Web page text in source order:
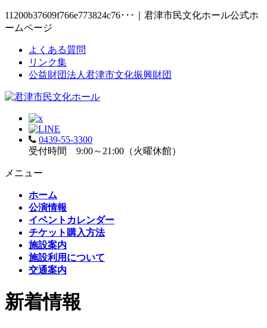
11200b37609f766e773824c76･･･｜君津市民文化ホール公式ホ
ームページ
よくある質問
リンク集
公益財団法人君津市文化振興財団
0439-55-3300
受付時間 9:00～21:00（火曜休館）
メニュー
ホーム
公演情報
イベントカレンダー
チケット購入方法
施設案内
施設利用について
交通案内
新着情報